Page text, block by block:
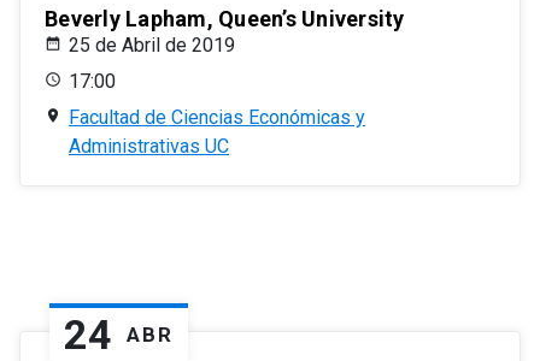
Beverly Lapham, Queen’s University
25 de Abril de 2019
17:00
Facultad de Ciencias Económicas y
Administrativas UC
24 ABR